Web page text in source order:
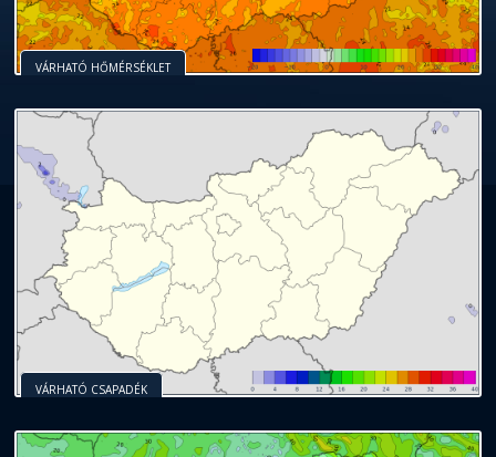
VÁRHATÓ HŐMÉRSÉKLET
VÁRHATÓ CSAPADÉK